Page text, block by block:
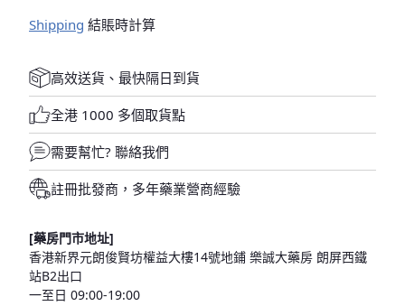
Shipping 結賬時計算
高效送貨、最快隔日到貨
全港 1000 多個取貨點
需要幫忙? 聯絡我們
註冊批發商，多年藥業營商經驗
[藥房門市地址]
香港新界元朗俊賢坊權益大樓14號地鋪 樂誠大藥房 朗屏西鐵
站B2出口
一至日 09:00-19:00